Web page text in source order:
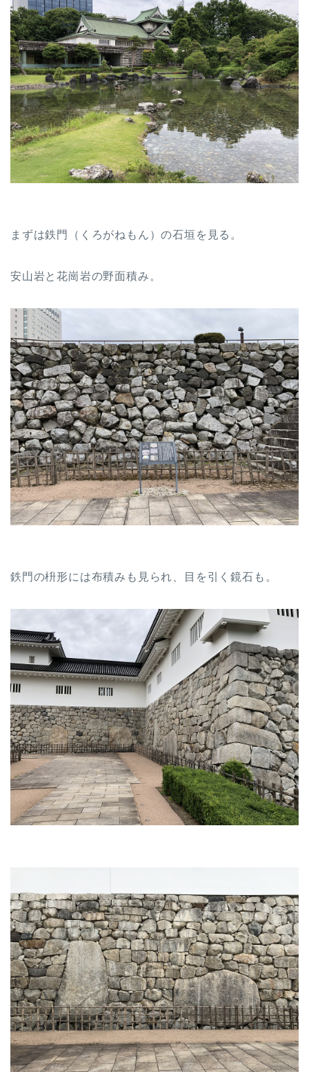
まずは鉄門（くろがねもん）の石垣を見る。
安山岩と花崗岩の野面積み。
鉄門の枡形には布積みも見られ、目を引く鏡石も。